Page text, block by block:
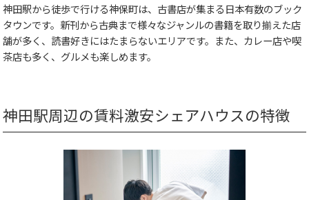
神田駅から徒歩で行ける神保町は、古書店が集まる日本有数のブック
タウンです。新刊から古典まで様々なジャンルの書籍を取り揃えた店
舗が多く、読書好きにはたまらないエリアです。また、カレー店や喫
茶店も多く、グルメも楽しめます。
神田駅周辺の賃料激安シェアハウスの特徴